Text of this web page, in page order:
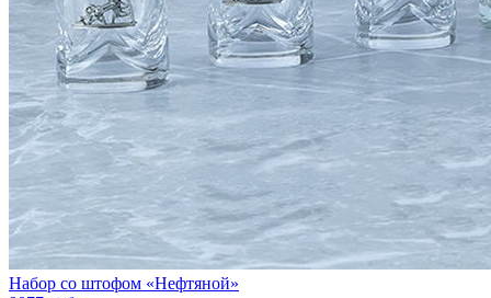
Набор со штофом «Нефтяной»